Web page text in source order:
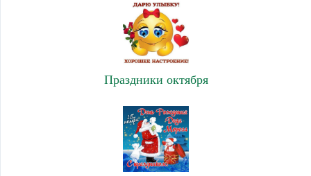
Праздники октября